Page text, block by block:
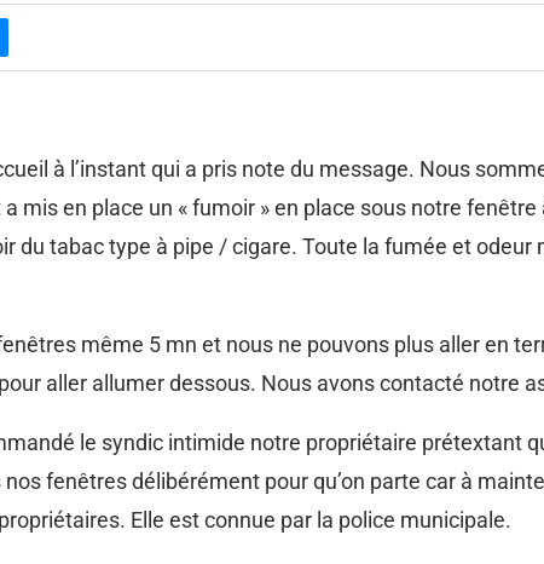
à l’instant qui a pris note du message. Nous
mis en place un « fumoir » en place sous notre
du tabac type à pipe / cigare. Toute la fumée et
même 5 mn et nous ne pouvons plus aller en
aller allumer dessous. Nous avons contacté notre
le syndic intimide notre propriétaire prétextant
fenêtres délibérément pour qu’on parte car à
Elle est connue par la police municipale.